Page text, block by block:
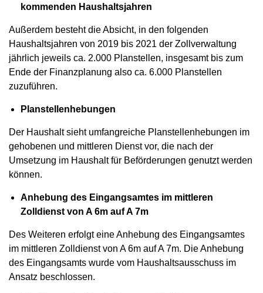
kommenden Haushaltsjahren
Außerdem besteht die Absicht, in den folgenden
Haushaltsjahren von 2019 bis 2021 der Zollverwaltung
jährlich jeweils ca. 2.000 Planstellen, insgesamt bis zum
Ende der Finanzplanung also ca. 6.000 Planstellen
zuzuführen.
Planstellenhebungen
Der Haushalt sieht umfangreiche Planstellenhebungen im
gehobenen und mittleren Dienst vor, die nach der
Umsetzung im Haushalt für Beförderungen genutzt werden
können.
Anhebung des Eingangsamtes im mittleren
Zolldienst von A 6m auf A 7m
Des Weiteren erfolgt eine Anhebung des Eingangsamtes
im mittleren Zolldienst von A 6m auf A 7m. Die Anhebung
des Eingangsamts wurde vom Haushaltsausschuss im
Ansatz beschlossen.